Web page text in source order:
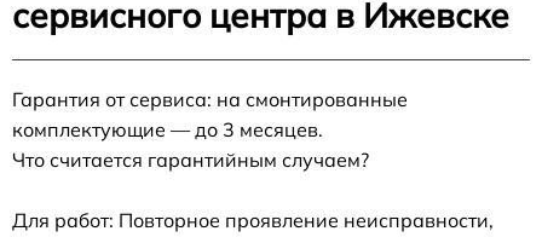
сервисного центра в Ижевске
Гарантия от сервиса: на смонтированные
комплектующие — до 3 месяцев.
Что считается гарантийным случаем?
Для работ: Повторное проявление неисправности,